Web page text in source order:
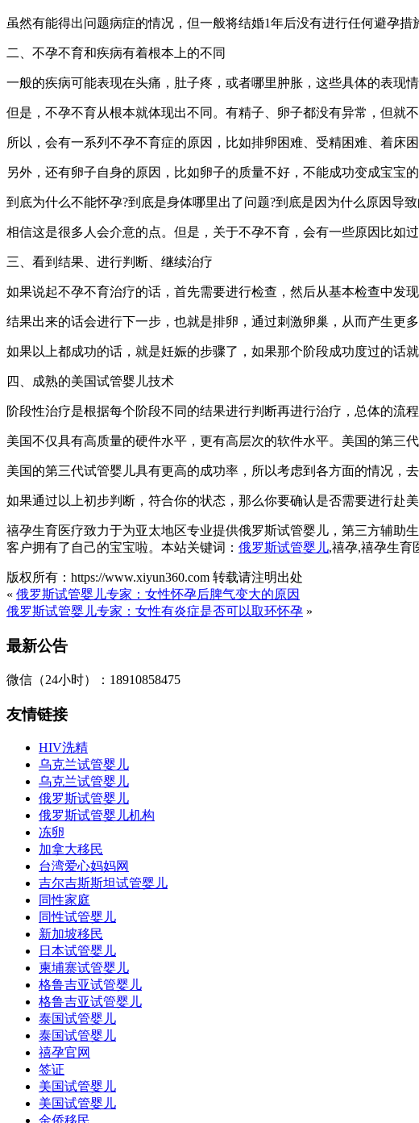
虽然有能得出问题病症的情况，但一般将结婚1年后没有进行任何避孕措
二、不孕不育和疾病有着根本上的不同
一般的疾病可能表现在头痛，肚子疼，或者哪里肿胀，这些具体的表现
但是，不孕不育从根本就体现出不同。有精子、卵子都没有异常，但就
所以，会有一系列不孕不育症的原因，比如排卵困难、受精困难、着床困
另外，还有卵子自身的原因，比如卵子的质量不好，不能成功变成宝宝
到底为什么不能怀孕?到底是身体哪里出了问题?到底是因为什么原因导致
相信这是很多人会介意的点。但是，关于不孕不育，会有一些原因比如
三、看到结果、进行判断、继续治疗
如果说起不孕不育治疗的话，首先需要进行检查，然后从基本检查中发
结果出来的话会进行下一步，也就是排卵，通过刺激卵巢，从而产生更
如果以上都成功的话，就是妊娠的步骤了，如果那个阶段成功度过的话就
四、成熟的美国试管婴儿技术
阶段性治疗是根据每个阶段不同的结果进行判断再进行治疗，总体的流
美国不仅具有高质量的硬件水平，更有高层次的软件水平。美国的第三
美国的第三代试管婴儿具有更高的成功率，所以考虑到各方面的情况，
如果通过以上初步判断，符合你的状态，那么你要确认是否需要进行赴美
禧孕生育医疗致力于为亚太地区专业提供俄罗斯试管婴儿，第三方辅助
客户拥有了自己的宝宝啦。本站关键词： 俄罗斯试管婴儿,禧孕,禧孕生育
版权所有：https://www.xiyun360.com 转载请注明出处
« 俄罗斯试管婴儿专家：女性怀孕后脾气变大的原因
俄罗斯试管婴儿专家：女性有炎症是否可以取环怀孕 »
最新公告
微信（24小时）：18910858475
友情链接
HIV洗精
乌克兰试管婴儿
乌克兰试管婴儿
俄罗斯试管婴儿
俄罗斯试管婴儿机构
冻卵
加拿大移民
台湾爱心妈妈网
吉尔吉斯斯坦试管婴儿
同性家庭
同性试管婴儿
新加坡移民
日本试管婴儿
柬埔寨试管婴儿
格鲁吉亚试管婴儿
格鲁吉亚试管婴儿
泰国试管婴儿
泰国试管婴儿
禧孕官网
签证
美国试管婴儿
美国试管婴儿